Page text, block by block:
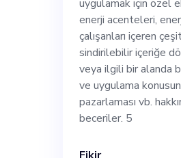
sahip
uygulamak için özel
enerji acenteleri,
çalışanları içeren
sindirilebilir içeriğe
veya ilgili bir alanda
ve uygulama
pazarlaması vb.
beceriler. 5